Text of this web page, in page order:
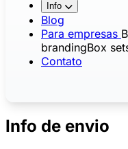
Info
Blog
Para empresas
brandingBox
Contato
Info de envio